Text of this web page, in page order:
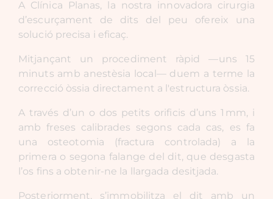
A Clínica Planas, la nostra innovadora cirurgia
d’escurçament de dits del peu ofereix una
solució precisa i eficaç.
Mitjançant un procediment ràpid —uns 15
minuts amb anestèsia local— duem a terme la
correcció òssia directament a l'estructura òssia.
A través d’un o dos petits orificis d’uns 1 mm, i
amb freses calibrades segons cada cas, es fa
una osteotomia (fractura controlada) a la
primera o segona falange del dit, que desgasta
l’os fins a obtenir-ne la llargada desitjada.
Posteriorment, s’immobilitza el dit amb un